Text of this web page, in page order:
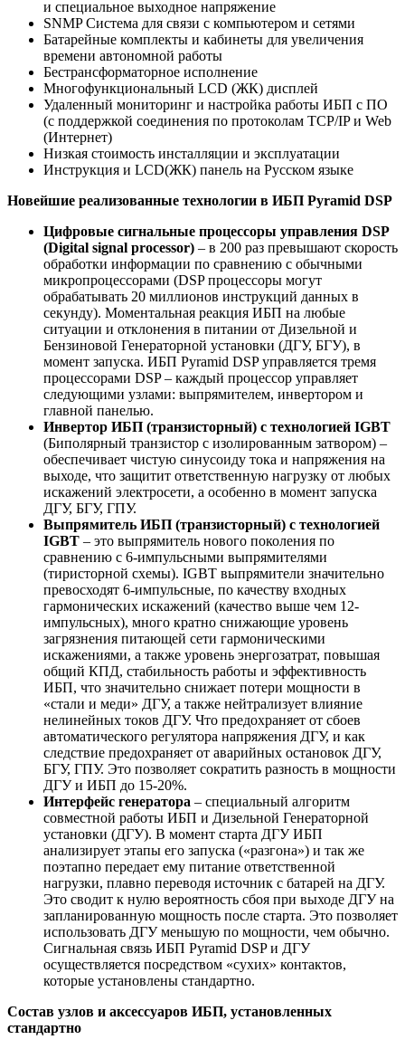
и специальное выходное напряжение
SNMP Система для связи с компьютером и сетями
Батарейные комплекты и кабинеты для увеличения
времени автономной работы
Бестрансформаторное исполнение
Многофункциональный LCD (ЖК) дисплей
Удаленный мониторинг и настройка работы ИБП с ПО
(с поддержкой соединения по протоколам TCP/IP и Web
(Интернет)
Низкая стоимость инсталляции и эксплуатации
Инструкция и LCD(ЖК) панель на Русском языке
Новейшие реализованные технологии в ИБП Pyramid DSP
Цифровые сигнальные процессоры управления DSP
(Digital signal processor) – в 200 раз превышают скорость
обработки информации по сравнению с обычными
микропроцессорами (DSP процессоры могут
обрабатывать 20 миллионов инструкций данных в
секунду). Моментальная реакция ИБП на любые
ситуации и отклонения в питании от Дизельной и
Бензиновой Генераторной установки (ДГУ, БГУ), в
момент запуска. ИБП Pyramid DSP управляется тремя
процессорами DSP – каждый процессор управляет
следующими узлами: выпрямителем, инвертором и
главной панелью.
Инвертор ИБП (транзисторный) с технологией IGBT
(Биполярный транзистор с изолированным затвором) –
обеспечивает чистую синусоиду тока и напряжения на
выходе, что защитит ответственную нагрузку от любых
искажений электросети, а особенно в момент запуска
ДГУ, БГУ, ГПУ.
Выпрямитель ИБП (транзисторный) с технологией
IGBT – это выпрямитель нового поколения по
сравнению с 6-импульсными выпрямителями
(тиристорной схемы). IGBT выпрямители значительно
превосходят 6-импульсные, по качеству входных
гармонических искажений (качество выше чем 12-
импульсных), много кратно снижающие уровень
загрязнения питающей сети гармоническими
искажениями, а также уровень энергозатрат, повышая
общий КПД, стабильность работы и эффективность
ИБП, что значительно снижает потери мощности в
«стали и меди» ДГУ, а также нейтрализует влияние
нелинейных токов ДГУ. Что предохраняет от сбоев
автоматического регулятора напряжения ДГУ, и как
следствие предохраняет от аварийных остановок ДГУ,
БГУ, ГПУ. Это позволяет сократить разность в мощности
ДГУ и ИБП до 15-20%.
Интерфейс генератора – специальный алгоритм
совместной работы ИБП и Дизельной Генераторной
установки (ДГУ). В момент старта ДГУ ИБП
анализирует этапы его запуска («разгона») и так же
поэтапно передает ему питание ответственной
нагрузки, плавно переводя источник с батарей на ДГУ.
Это сводит к нулю вероятность сбоя при выходе ДГУ на
запланированную мощность после старта. Это позволяет
использовать ДГУ меньшую по мощности, чем обычно.
Сигнальная связь ИБП Pyramid DSP и ДГУ
осуществляется посредством «сухих» контактов,
которые установлены стандартно.
Состав узлов и аксессуаров ИБП, установленных
стандартно